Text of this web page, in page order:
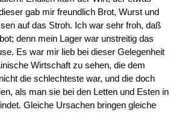
gab mir freundlich Brot, Wurst und
auf das Stroh. Ich war sehr froh, daß
denn mein Lager war unstreitig das
Es war mir lieb bei dieser Gelegenheit
Wirtschaft zu sehen, die dem
die schlechteste war, und die doch
als man sie bei den Letten und Esten in
Gleiche Ursachen bringen gleiche